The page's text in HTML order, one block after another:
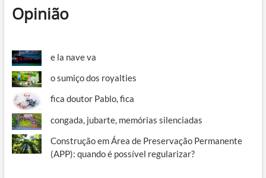
Opinião
e la nave va
o sumiço dos royalties
fica doutor Pablo, fica
congada, jubarte, memórias silenciadas
Construção em Área de Preservação Permanente
(APP): quando é possível regularizar?